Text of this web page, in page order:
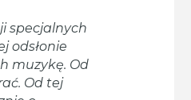
specjalnych
odsłonie
muzykę. Od
Od tej